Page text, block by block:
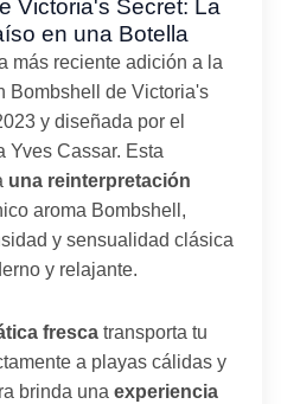
Victoria's Secret: La
en una Botella
más reciente adición a la
Bombshell de Victoria's
y diseñada por el
Yves Cassar. Esta
una reinterpretación
aroma Bombshell,
y sensualidad clásica
y relajante.
fresca transporta tu
a playas cálidas y
brinda una experiencia